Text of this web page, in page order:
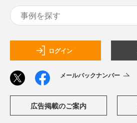
ログイン
メールバックナンバー
広告掲載のご案内